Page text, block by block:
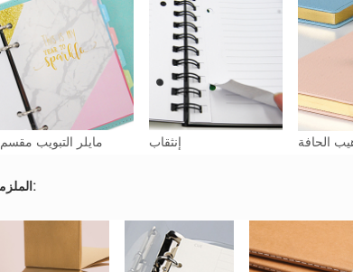
مايلر التبويب مقسم إنثقاب الحافة
الملزمة: